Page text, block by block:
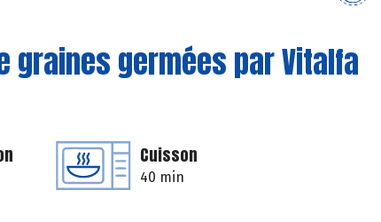
graines germées par Vitalfa
Cuisson
40 min